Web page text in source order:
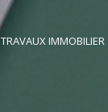
TRAVAUX IMMOBILIER